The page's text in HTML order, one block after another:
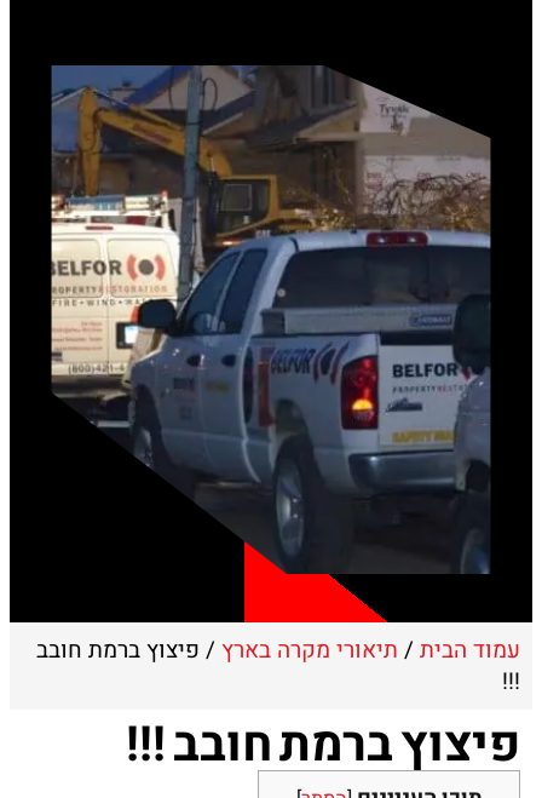
עמוד הבית / תיאורי מקרה בארץ / פיצוץ ברמת חובב
!!!
פיצוץ ברמת חובב !!!